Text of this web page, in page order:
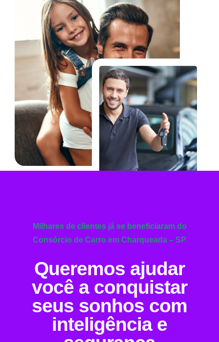
Milhares de clientes já se beneficiaram do
Consórcio de Carro em Charqueada – SP
Queremos ajudar
você a conquistar
seus sonhos com
inteligência e